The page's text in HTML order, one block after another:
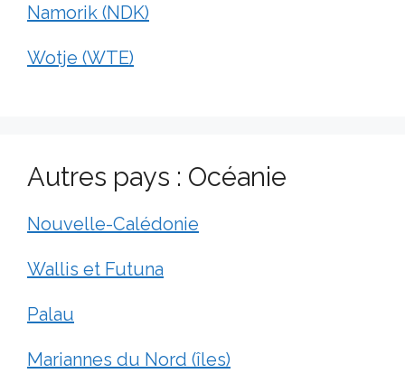
Namorik (NDK)
Wotje (WTE)
Autres pays : Océanie
Nouvelle-Calédonie
Wallis et Futuna
Palau
Mariannes du Nord (îles)